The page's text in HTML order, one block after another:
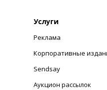
Услуги
Реклама
Корпоративные
Sendsay
Аукцион рассылок